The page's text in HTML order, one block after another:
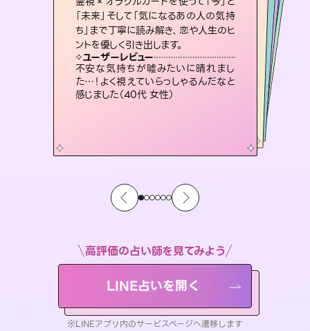
「未来」そして「気になるあの人の気持
ち」まで丁寧に読み解き、恋や人生のヒ
ントを優しく引き出します。
ユーザーレビュー
不安な気持ちが嘘みたいに晴れまし
た…！よく視えていらっしゃるんだなと
感じました（40代 女性）
寧に読み解き恋愛成就へと導きます。
ユーザーレビュー
鑑定していただいてアドバイス通りに行
動すると仲が復活してきました。ありが
とうございました（40代 女性）
い未来をサポートします。
ユーザーレビュー
とても心温まる鑑定でした。しかもこち
らは何も言っていないのに視えていらっ
しゃるんだなと驚きです（30代女性）
未来には何パターンもの選択肢があります。不安で視えにくくなっているあなたの素敵な未来を見つけ、その未来を選択できるようアドバイスします。
ユーザーレビュー
職場の人の性質や人間関係、本心など
本当によく視えていてびっくり。対策が
打てて前向きになれます（40代）
紐解き、背中をそっと押して導きます。
ユーザーレビュー
安心感のあり、言い切ってくれる所や濁
さない鑑定のおかげで、毎回自分の気
持ちを整えられます（30代 男性）
3,700年以上の歴史を持つ東洋最古の
占術「易占」で詳細まで占い、幸せへ向
かう道筋を示します。厳しい結果にも具
体的な対策をお伝えします。
ユーザーレビュー
複雑な背景もしっかり聞いて鑑定して
いただけました。気持ちが楽になりまし
た（50代 女性）
高評価の占い師を見てみよう
LINE占いを開く
※LINEアプリ内のサービスページへ遷移します